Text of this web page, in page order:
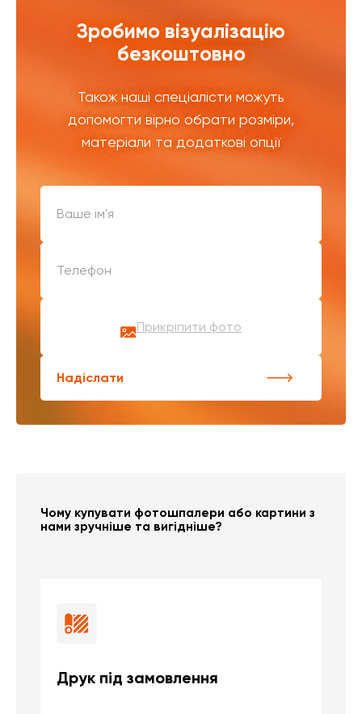
Зробимо візуалізацію
безкоштовно
Також наші спеціалісти можуть
допомогти вірно обрати розміри,
матеріали та додаткові опції
Прикріпити фото
Надіслати
Чому купувати фотошпалери або картини з
нами зручніше та вигідніше?
Друк під замовлення